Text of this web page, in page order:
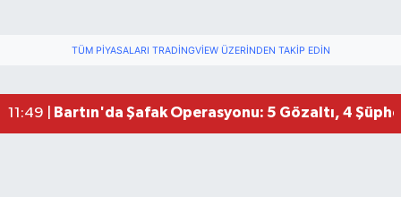
TÜM PIYASALARI TRADINGVIEW ÜZERINDEN TAKIP EDIN
11:49 | Bartın'da Şafak Operasyonu: 5 Gözaltı, 4